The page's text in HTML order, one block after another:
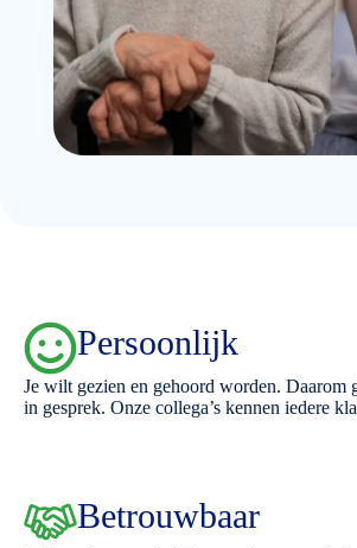
Persoonlijk
Je wilt gezien en gehoord worden. Daarom
in gesprek. Onze collega’s kennen iedere
Betrouwbaar